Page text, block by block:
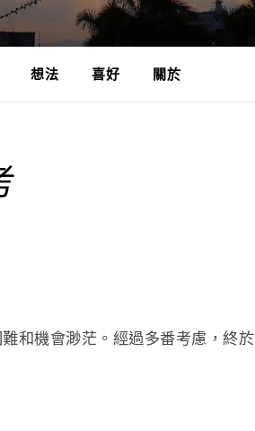
想法 喜好 關於
和機會渺茫。經過多番考慮，終於